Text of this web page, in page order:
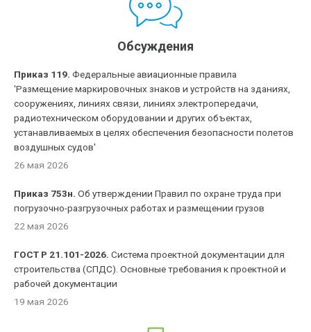
Обсуждения
Приказ 119. Федеральные авиационные правила
'Размещение маркировочных знаков и устройств на зданиях,
сооружениях, линиях связи, линиях электропередачи,
радиотехническом оборудовании и других объектах,
устанавливаемых в целях обеспечения безопасности полетов
воздушных судов'
26 мая 2026
Приказ 753н. Об утверждении Правил по охране труда при
погрузочно-разгрузочных работах и размещении грузов
22 мая 2026
ГОСТ Р 21.101-2026. Система проектной документации для
строительства (СПДС). Основные требования к проектной и
рабочей документации
19 мая 2026